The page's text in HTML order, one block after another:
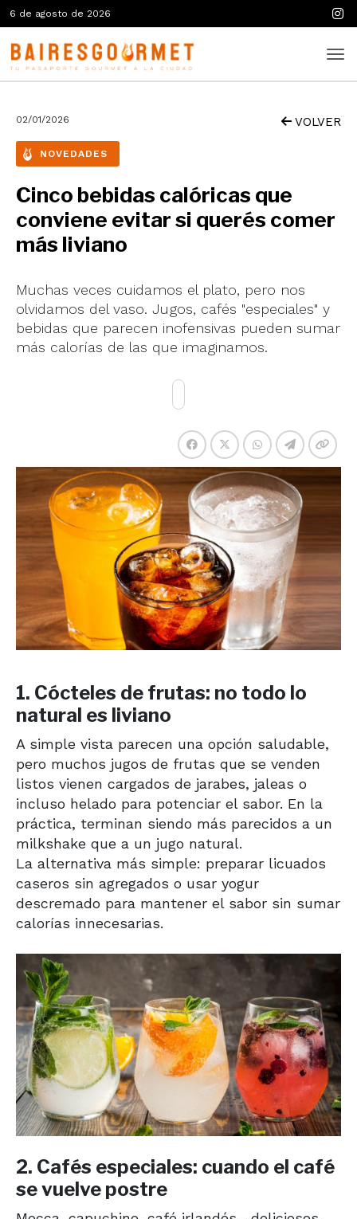
6 de agosto de 2026
02/01/2026 VOLVER
NOVEDADES
Cinco bebidas calóricas que
conviene evitar si querés comer
más liviano
Muchas veces cuidamos el plato, pero nos
olvidamos del vaso. Jugos, cafés "especiales" y
bebidas que parecen inofensivas pueden sumar
más calorías de las que imaginamos.
1. Cócteles de frutas: no todo lo
natural es liviano
A simple vista parecen una opción saludable,
pero muchos jugos de frutas que se venden
listos vienen cargados de jarabes, jaleas o
incluso helado para potenciar el sabor. En la
práctica, terminan siendo más parecidos a un
milkshake que a un jugo natural.
La alternativa más simple: preparar licuados
caseros sin agregados o usar yogur
descremado para mantener el sabor sin sumar
calorías innecesarias.
2. Cafés especiales: cuando el café
se vuelve postre